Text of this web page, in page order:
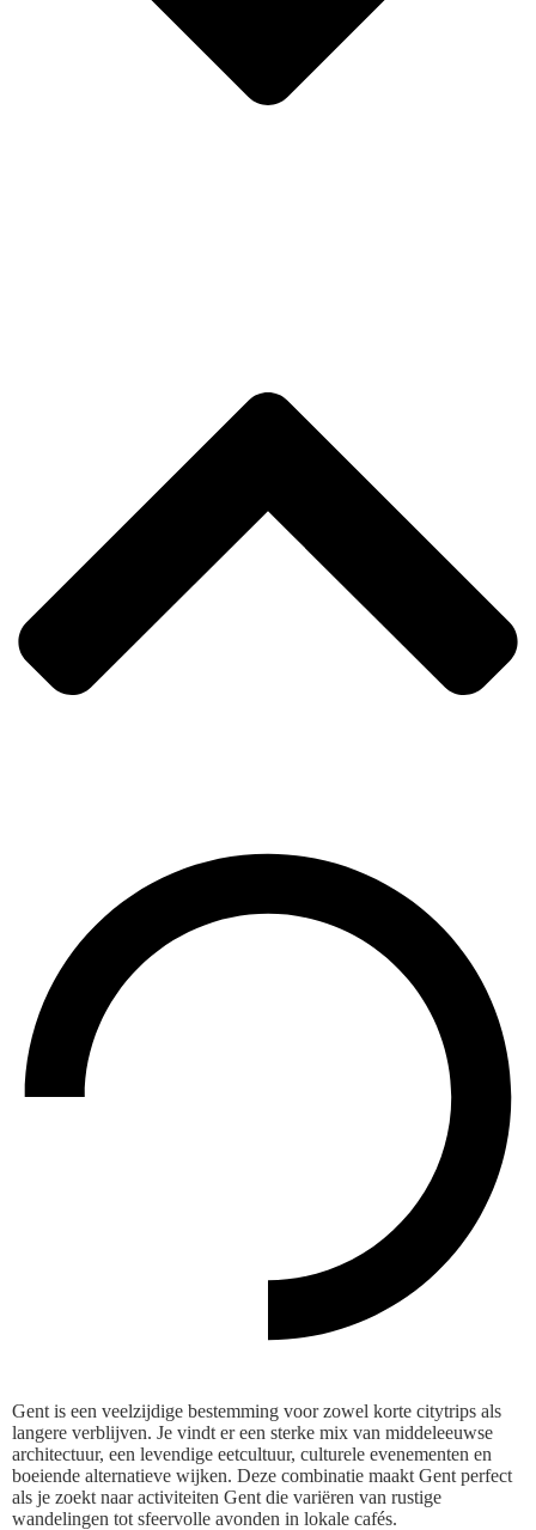
Gent is een veelzijdige bestemming voor zowel korte citytrips als
langere verblijven. Je vindt er een sterke mix van middeleeuwse
architectuur, een levendige eetcultuur, culturele evenementen en
boeiende alternatieve wijken. Deze combinatie maakt Gent perfect
als je zoekt naar activiteiten Gent die variëren van rustige
wandelingen tot sfeervolle avonden in lokale cafés.